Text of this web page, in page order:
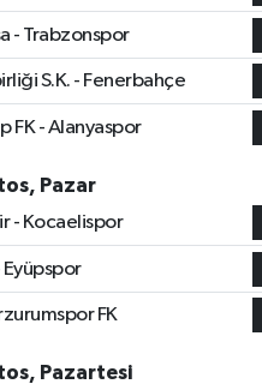
- Trabzonspor
S.K. - Fenerbahçe
FK - Alanyaspor
Pazar
- Kocaelispor
Eyüpspor
FK
Pazartesi